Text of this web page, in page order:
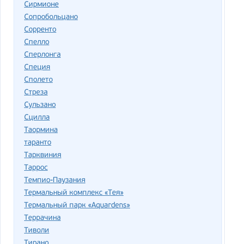
Сирмионе
Сопробольцано
Сорренто
Спелло
Сперлонга
Специя
Сполето
Стреза
Сульзано
Сцилла
Таормина
таранто
Тарквиния
Таррос
Темпио-Паузания
Термальный комплекс «Тея»
Термальный парк «Aquardens»
Террачина
Тиволи